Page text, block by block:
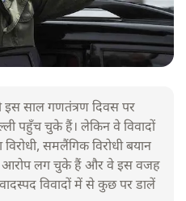
इस साल गणतंत्रण दिवस पर
पहुँच चुके हैं। लेकिन वे विवादों
समलैंगिक विरोधी बयान
आरोप लग चुके हैं और वे इस वजह
विवादों में से कुछ पर डालें